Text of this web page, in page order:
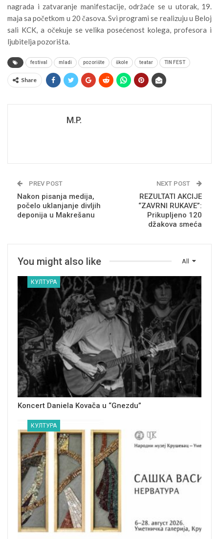
nagrada i zatvaranje manifestacije, održaće se u utorak, 19.
maja sa početkom u 20 časova. Svi programi se realizuju u Beloj
sali KCK, a očekuje se velika posećenost kolega, profesora i
ljubitelja pozorišta.
festival mladi pozorište škole teatar TIN FEST
Share
M.P.
PREV POST
Nakon pisanja medija,
počelo uklanjanje divljih
deponija u Makrešanu
NEXT POST
REZULTATI AKCIJE
“ZAVRNI RUKAVE”:
Prikupljeno 120
džakova smeća
All
You might also like
КУЛТУРА
Koncert Daniela Kovača u “Gnezdu”
КУЛТУРА